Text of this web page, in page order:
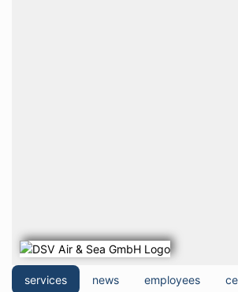
services news employees